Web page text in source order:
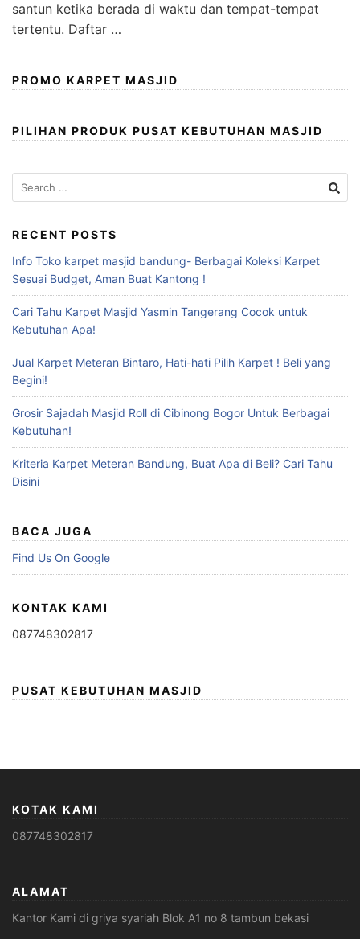
santun ketika berada di waktu dan tempat-tempat
tertentu. Daftar …
PROMO KARPET MASJID
PILIHAN PRODUK PUSAT KEBUTUHAN MASJID
RECENT POSTS
Info Toko karpet masjid bandung- Berbagai Koleksi Karpet
Sesuai Budget, Aman Buat Kantong !
Cari Tahu Karpet Masjid Yasmin Tangerang Cocok untuk
Kebutuhan Apa!
Jual Karpet Meteran Bintaro, Hati-hati Pilih Karpet ! Beli yang
Begini!
Grosir Sajadah Masjid Roll di Cibinong Bogor Untuk Berbagai
Kebutuhan!
Kriteria Karpet Meteran Bandung, Buat Apa di Beli? Cari Tahu
Disini
BACA JUGA
Find Us On Google
KONTAK KAMI
087748302817
PUSAT KEBUTUHAN MASJID
KOTAK KAMI
087748302817
ALAMAT
Kantor Kami di griya syariah Blok A1 no 8 tambun bekasi